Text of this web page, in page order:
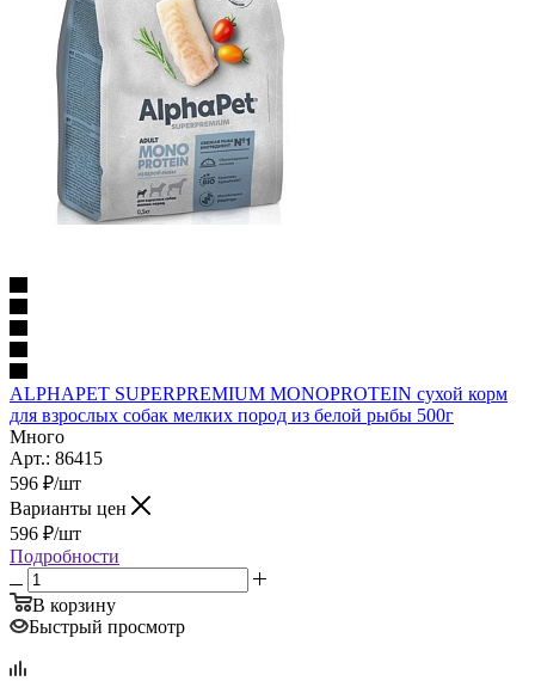
ALPHAPET SUPERPREMIUM MONOPROTEIN сухой корм
для взрослых собак мелких пород из белой рыбы 500г
Много
Арт.: 86415
596 ₽/шт
Варианты цен
596 ₽/шт
Подробности
В корзину
Быстрый просмотр